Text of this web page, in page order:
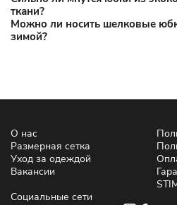
ткани?
Можно ли носить шелковые
зимой?
О нас
Размерная сетка
Уход за одеждой
Вакансии
Социальные сети